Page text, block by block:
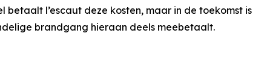
l’escaut deze kosten, maar in de toekomst is
brandgang hieraan deels meebetaalt.